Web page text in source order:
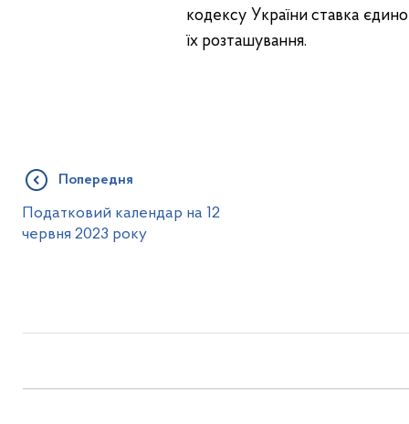
кодексу України ставка
їх розташування.
Попередня
Податковий календар на 12
червня 2023 року